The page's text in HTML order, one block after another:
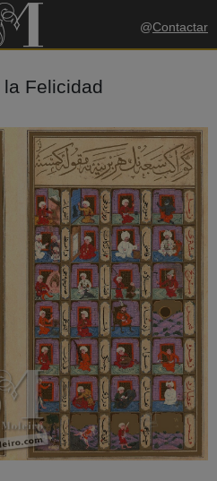
@Contactar
Felicidad